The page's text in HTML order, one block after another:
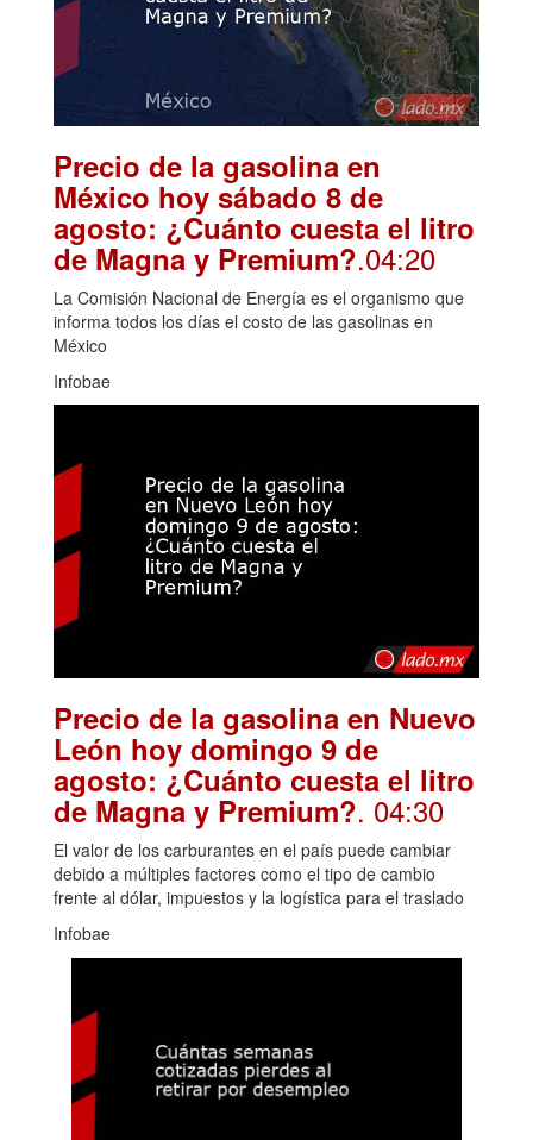
Precio de la gasolina en
México hoy sábado 8 de
agosto: ¿Cuánto cuesta el litro
de Magna y Premium?.04:20
La Comisión Nacional de Energía es el organismo que
informa todos los días el costo de las gasolinas en
México
Infobae
Precio de la gasolina en Nuevo
León hoy domingo 9 de
agosto: ¿Cuánto cuesta el litro
de Magna y Premium?. 04:30
El valor de los carburantes en el país puede cambiar
debido a múltiples factores como el tipo de cambio
frente al dólar, impuestos y la logística para el traslado
Infobae